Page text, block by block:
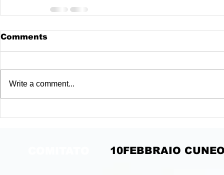
Comments
Write a comment...
10FEBBRAIO